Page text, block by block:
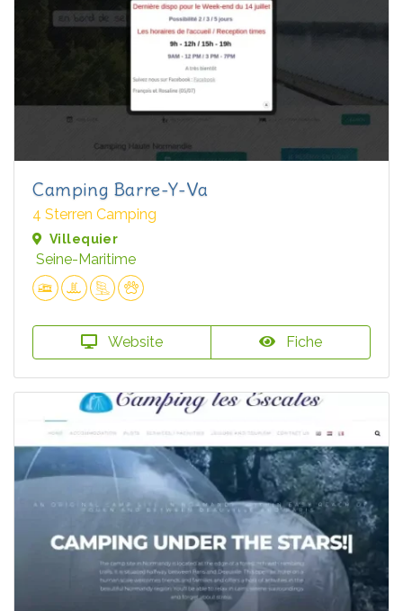
Camping Barre-Y-Va
4 Sterren Camping
Villequier
Seine-Maritime
Website Fiche